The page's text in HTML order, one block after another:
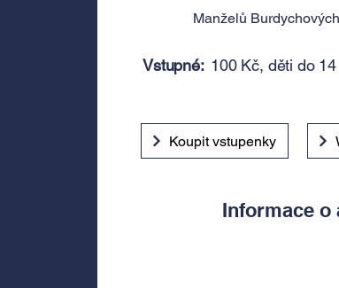
Manželů
Vstupné: 100 Kč, děti do
Koupit vstupenky
Informace o